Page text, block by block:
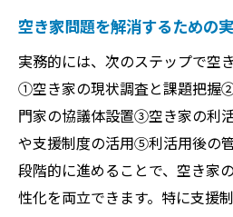
空き家問題を解消するための
実務的には、次のステップで空
①空き家の現状調査と課題把握
門家の協議体設置③空き家の利
や支援制度の活用⑤利活用後の
段階的に進めることで、空き家
性化を両立できます。特に支援